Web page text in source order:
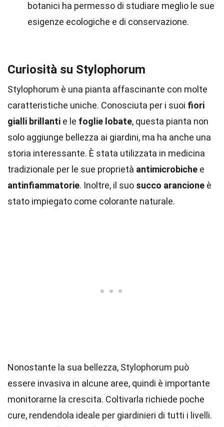
botanici ha permesso di studiare meglio le sue
esigenze ecologiche e di conservazione.
Curiosità su Stylophorum
Stylophorum è una pianta affascinante con molte
caratteristiche uniche. Conosciuta per i suoi fiori
gialli brillanti e le foglie lobate, questa pianta non
solo aggiunge bellezza ai giardini, ma ha anche una
storia interessante. È stata utilizzata in medicina
tradizionale per le sue proprietà antimicrobiche e
antinfiammatorie. Inoltre, il suo succo arancione è
stato impiegato come colorante naturale.
Nonostante la sua bellezza, Stylophorum può
essere invasiva in alcune aree, quindi è importante
monitorarne la crescita. Coltivarla richiede poche
cure, rendendola ideale per giardinieri di tutti i livelli.